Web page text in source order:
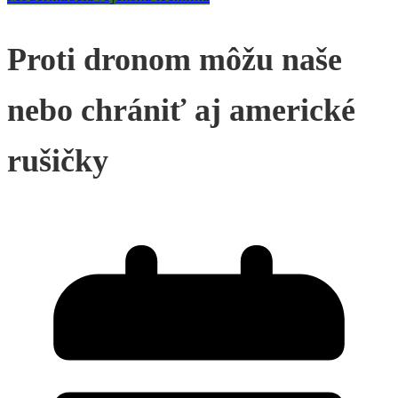
Proti dronom môžu naše
nebo chrániť aj americké
rušičky